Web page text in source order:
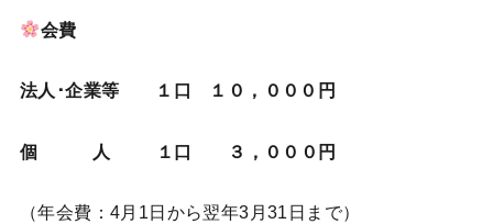
会費
法人･企業等 １口 １０，０００円
個 人 １口 ３，０００円
（年会費：4月1日から翌年3月31日まで）